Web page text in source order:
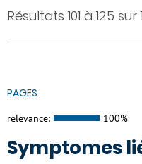
Résultats 101 à 125
PAGES
relevance: 100%
Symptomes